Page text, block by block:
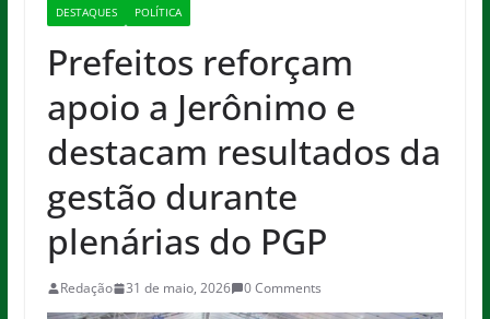
DESTAQUES POLÍTICA
Prefeitos reforçam
apoio a Jerônimo e
destacam resultados da
gestão durante
plenárias do PGP
Redação 31 de maio, 2026 0 Comments